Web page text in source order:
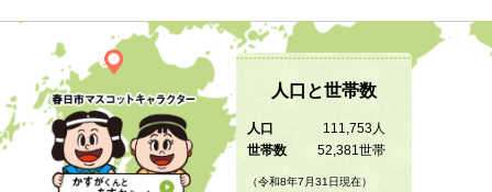
人口と世帯数
人口
111,753人
世帯数
52,381世帯
（令和8年7月31日現在）